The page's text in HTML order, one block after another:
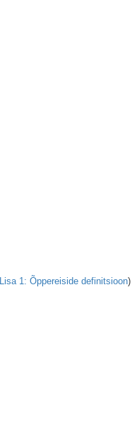
Lisa 1: Õppereiside definitsioon)